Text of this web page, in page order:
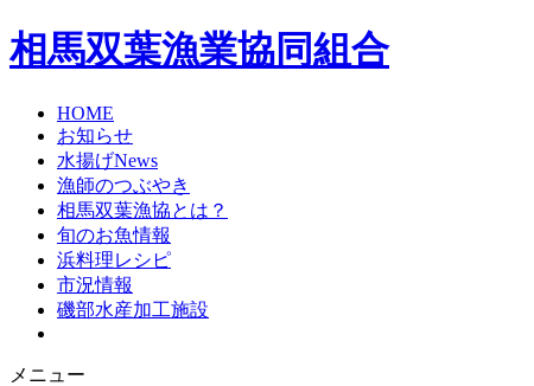
相馬双葉漁業協同組合
HOME
お知らせ
水揚げNews
漁師のつぶやき
相馬双葉漁協とは？
旬のお魚情報
浜料理レシピ
市況情報
磯部水産加工施設
メニュー